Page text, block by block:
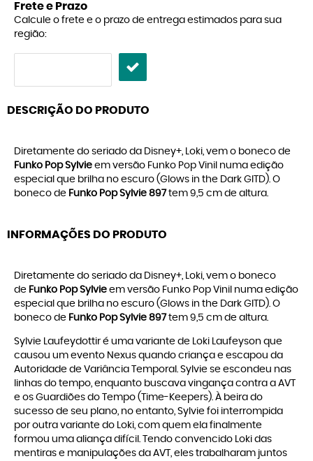
Frete e Prazo
Calcule o frete e o prazo de entrega estimados para sua
região:
DESCRIÇÃO DO PRODUTO
Diretamente do seriado da Disney+, Loki, vem o boneco de
Funko Pop Sylvie em versão Funko Pop Vinil numa edição
especial que brilha no escuro (Glows in the Dark GITD). O
boneco de Funko Pop Sylvie 897 tem 9,5 cm de altura.
INFORMAÇÕES DO PRODUTO
Diretamente do seriado da Disney+, Loki, vem o boneco
de Funko Pop Sylvie em versão Funko Pop Vinil numa edição
especial que brilha no escuro (Glows in the Dark GITD). O
boneco de Funko Pop Sylvie 897 tem 9,5 cm de altura.
Sylvie Laufeydottir é uma variante de Loki Laufeyson que
causou um evento Nexus quando criança e escapou da
Autoridade de Variância Temporal. Sylvie se escondeu nas
linhas do tempo, enquanto buscava vingança contra a AVT
e os Guardiões do Tempo (Time-Keepers). À beira do
sucesso de seu plano, no entanto, Sylvie foi interrompida
por outra variante do Loki, com quem ela finalmente
formou uma aliança difícil. Tendo convencido Loki das
mentiras e manipulações da AVT, eles trabalharam juntos